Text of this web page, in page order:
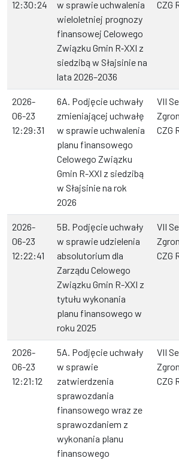
12:30:24
w sprawie uchwalenia
wieloletniej prognozy
finansowej Celowego
Związku Gmin R‑XXI z
siedzibą w Słajsinie na
lata 2026–2036
CZG
2026-
06-23
12:29:31
6A. Podjęcie uchwały
zmieniającej uchwałę
w sprawie uchwalenia
planu finansowego
Celowego Związku
Gmin R-XXI z siedzibą
w Słajsinie na rok
2026
VII
CZG
2026-
06-23
12:22:41
5B. Podjęcie uchwały
w sprawie udzielenia
absolutorium dla
Zarządu Celowego
Związku Gmin R-XXI z
tytułu wykonania
planu finansowego w
roku 2025
VII
CZG
2026-
06-23
12:21:12
5A. Podjęcie uchwały
w sprawie
zatwierdzenia
sprawozdania
finansowego wraz ze
sprawozdaniem z
wykonania planu
finansowego
VII
CZG